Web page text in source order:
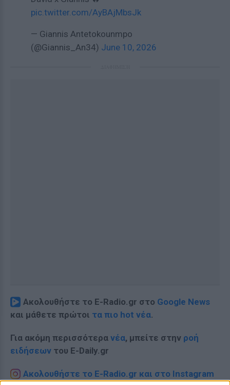
pic.twitter.com/AyBAjMbsJk
— Giannis Antetokounmpo
(@Giannis_An34) June 10, 2026
Ακολουθήστε το E-Radio.gr στο Google News
και μάθετε πρώτοι τα πιο hot νέα.
Για ακόμη περισσότερα νέα, μπείτε στην ροή
ειδήσεων του E-Daily.gr
Ακολουθήστε το E-Radio.gr και στο Instagram